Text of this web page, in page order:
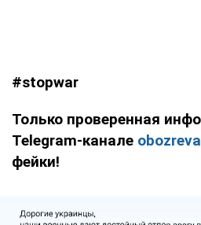
#stopwar
Только проверенная
Telegram-канале
фейки!